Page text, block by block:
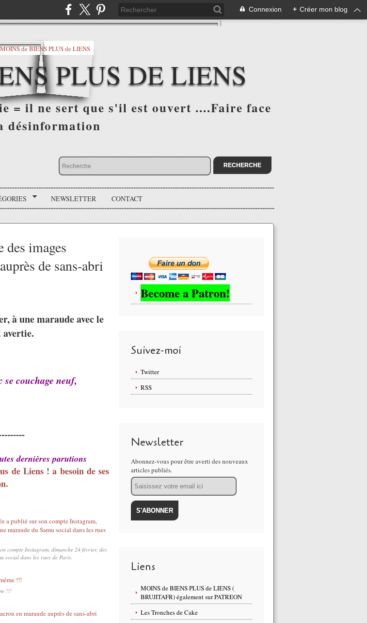
Connexion + Créer mon blog
PLUS DE LIENS
= il ne sert que s'il est ouvert ....Faire face
désinformation
NEWSLETTER CONTACT
des images
de sans-abri
à une maraude avec le
avertie.
couchage neuf,
dernières parutions
de Liens ! a besoin de ses
compte Instagram, dimanche 24 février, des
social dans les rues de Paris.
!!!
Become a Patron!
Suivez-moi
Twitter
RSS
Newsletter
Abonnez-vous pour être averti des nouveaux
articles publiés.
Email
Liens
MOINS de BIENS PLUS de LIENS (
BRUJITAFR) également sur PATREON
Les Tronches de Cake